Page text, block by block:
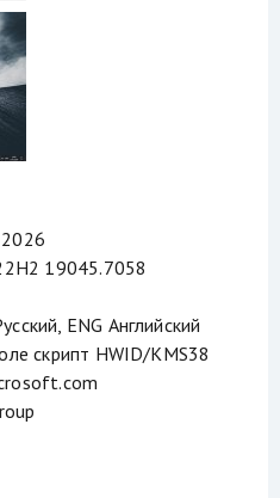
19045.7058
ENG Английский
скрипт HWID/KMS38